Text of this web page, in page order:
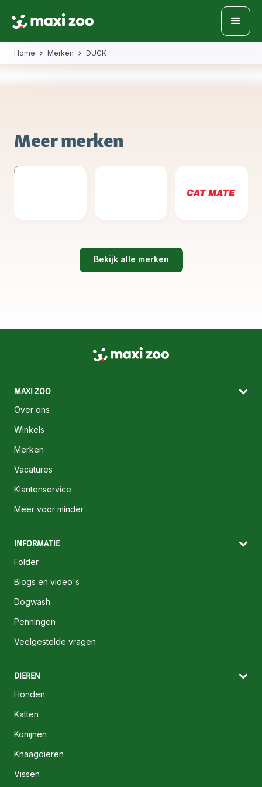
Home Merken DUCK
Meer merken
Bekijk alle merken
MAXI ZOO
Over ons
Winkels
Merken
Vacatures
Klantenservice
Meer voor minder
INFORMATIE
Folder
Blogs en video's
Dogwash
Penningen
Veelgestelde vragen
DIEREN
Honden
Katten
Konijnen
Knaagdieren
Vissen